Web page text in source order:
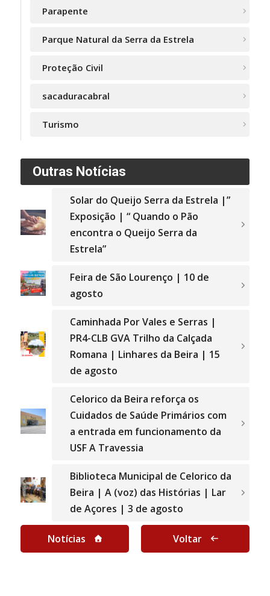
Parapente
Parque Natural da Serra da Estrela
Proteção Civil
sacaduracabral
Turismo
Outras Notícias
Solar do Queijo Serra da Estrela |”
Exposição | “ Quando o Pão
encontra o Queijo Serra da
Estrela”
Feira de São Lourenço | 10 de
agosto
Caminhada Por Vales e Serras |
PR4-CLB GVA Trilho da Calçada
Romana | Linhares da Beira | 15
de agosto
Celorico da Beira reforça os
Cuidados de Saúde Primários com
a entrada em funcionamento da
USF A Travessia
Biblioteca Municipal de Celorico da
Beira | A (voz) das Histórias | Lar
de Açores | 3 de agosto
Notícias Voltar